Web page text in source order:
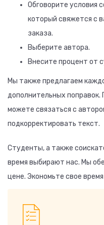
Обговорите условия
который свяжется с
заказа.
Выберите автора.
Внесите процент от
Мы также предлагаем
дополнительных поправок.
можете связаться с
подкорректировать текст.
Студенты, а также
время выбирают нас. Мы
цене. Экономьте свое